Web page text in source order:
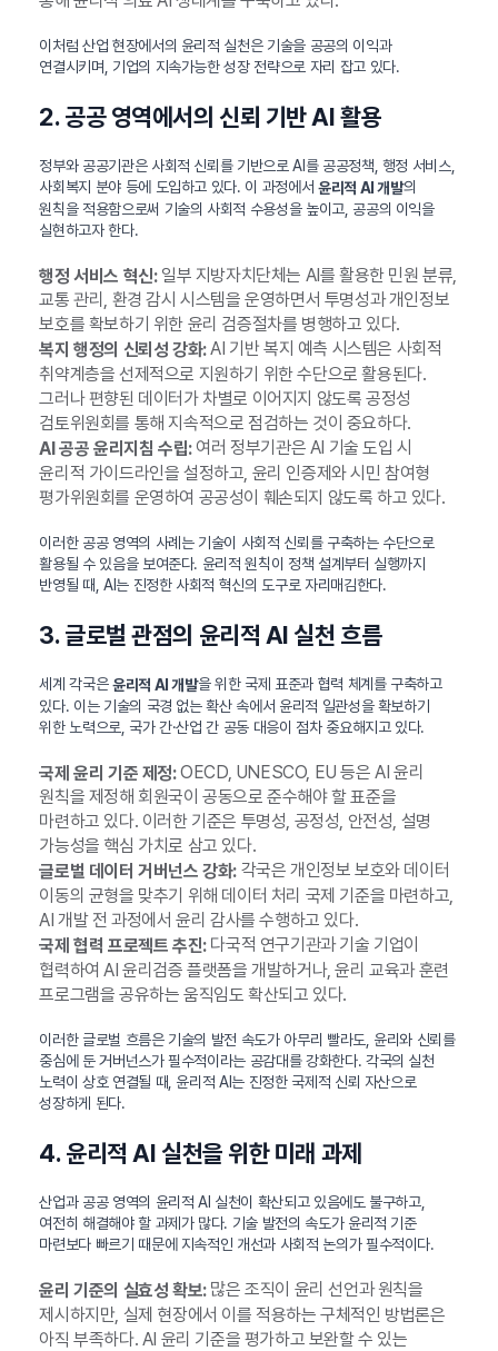
이처럼 산업 현장에서의 윤리적 실천은 기술을 공공의 이익과
연결시키며, 기업의 지속가능한 성장 전략으로 자리 잡고 있다.
2. 공공 영역에서의 신뢰 기반 AI 활용
정부와 공공기관은 사회적 신뢰를 기반으로 AI를 공공정책, 행정 서비스,
사회복지 분야 등에 도입하고 있다. 이 과정에서 윤리적 AI 개발의
원칙을 적용함으로써 기술의 사회적 수용성을 높이고, 공공의 이익을
실현하고자 한다.
행정 서비스 혁신:일부 지방자치단체는 AI를 활용한 민원 분류,
교통 관리, 환경 감시 시스템을 운영하면서 투명성과 개인정보
보호를 확보하기 위한 윤리 검증절차를 병행하고 있다.
복지 행정의 신뢰성 강화:AI 기반 복지 예측 시스템은 사회적
취약계층을 선제적으로 지원하기 위한 수단으로 활용된다.
그러나 편향된 데이터가 차별로 이어지지 않도록 공정성
검토위원회를 통해 지속적으로 점검하는 것이 중요하다.
AI 공공 윤리지침 수립:여러 정부기관은 AI 기술 도입 시
윤리적 가이드라인을 설정하고, 윤리 인증제와 시민 참여형
평가위원회를 운영하여 공공성이 훼손되지 않도록 하고 있다.
이러한 공공 영역의 사례는 기술이 사회적 신뢰를 구축하는 수단으로
활용될 수 있음을 보여준다. 윤리적 원칙이 정책 설계부터 실행까지
반영될 때, AI는 진정한 사회적 혁신의 도구로 자리매김한다.
3. 글로벌 관점의 윤리적 AI 실천 흐름
세계 각국은윤리적 AI 개발을 위한 국제 표준과 협력 체계를 구축하고
있다. 이는 기술의 국경 없는 확산 속에서 윤리적 일관성을 확보하기
위한 노력으로, 국가 간·산업 간 공동 대응이 점차 중요해지고 있다.
국제 윤리 기준 제정:OECD, UNESCO, EU 등은 AI 윤리
원칙을 제정해 회원국이 공동으로 준수해야 할 표준을
마련하고 있다. 이러한 기준은 투명성, 공정성, 안전성, 설명
가능성을 핵심 가치로 삼고 있다.
글로벌 데이터 거버넌스 강화:각국은 개인정보 보호와 데이터
이동의 균형을 맞추기 위해 데이터 처리 국제 기준을 마련하고,
AI 개발 전 과정에서 윤리 감사를 수행하고 있다.
국제 협력 프로젝트 추진:다국적 연구기관과 기술 기업이
협력하여 AI 윤리검증 플랫폼을 개발하거나, 윤리 교육과 훈련
프로그램을 공유하는 움직임도 확산되고 있다.
이러한 글로벌 흐름은 기술의 발전 속도가 아무리 빨라도, 윤리와 신뢰를
중심에 둔 거버넌스가 필수적이라는 공감대를 강화한다. 각국의 실천
노력이 상호 연결될 때, 윤리적 AI는 진정한 국제적 신뢰 자산으로
성장하게 된다.
4. 윤리적 AI 실천을 위한 미래 과제
산업과 공공 영역의 윤리적 AI 실천이 확산되고 있음에도 불구하고,
여전히 해결해야 할 과제가 많다. 기술 발전의 속도가 윤리적 기준
마련보다 빠르기 때문에 지속적인 개선과 사회적 논의가 필수적이다.
윤리 기준의 실효성 확보:많은 조직이 윤리 선언과 원칙을
제시하지만, 실제 현장에서 이를 적용하는 구체적인 방법론은
아직 부족하다. AI 윤리 기준을 평가하고 보완할 수 있는